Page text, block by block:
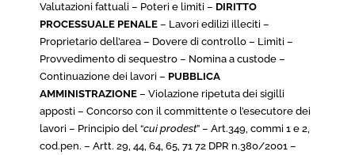
Valutazioni fattuali – Poteri e limiti – DIRITTO
PROCESSUALE PENALE – Lavori edilizi illeciti –
Proprietario dell’area – Dovere di controllo – Limiti –
Provvedimento di sequestro – Nomina a custode –
Continuazione dei lavori – PUBBLICA
AMMINISTRAZIONE – Violazione ripetuta dei sigilli
apposti – Concorso con il committente o l’esecutore dei
lavori – Principio del “cui prodest” – Art.349, commi 1 e 2,
cod.pen. – Artt. 29, 44, 64, 65, 71 72 DPR n.380/2001 –